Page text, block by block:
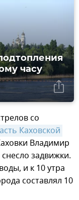
часу
со
Каховской
Владимир
задвижки.
и к 10 утра
составлял 10